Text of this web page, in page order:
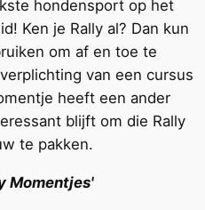
hondensport op het
Ken je Rally al? Dan kun
om af en toe te
van een cursus
heeft een ander
blijft om die Rally
te pakken.
Momentjes'